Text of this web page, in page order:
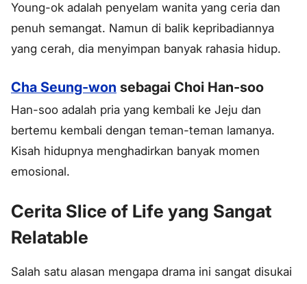
Young-ok adalah penyelam wanita yang ceria dan
penuh semangat. Namun di balik kepribadiannya
yang cerah, dia menyimpan banyak rahasia hidup.
Cha Seung-won sebagai Choi Han-soo
Han-soo adalah pria yang kembali ke Jeju dan
bertemu kembali dengan teman-teman lamanya.
Kisah hidupnya menghadirkan banyak momen
emosional.
Cerita Slice of Life yang Sangat
Relatable
Salah satu alasan mengapa drama ini sangat disukai